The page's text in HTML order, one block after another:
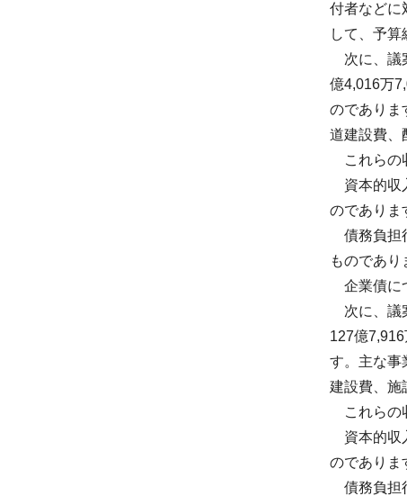
付者などに
して、予算
次に、議
億4,016万
のでありま
道建設費、
これらの
資本的収
のでありま
債務負担
ものであり
企業債に
次に、議
127億
す。主な事
建設費、施
これらの
資本的収
のでありま
債務負担